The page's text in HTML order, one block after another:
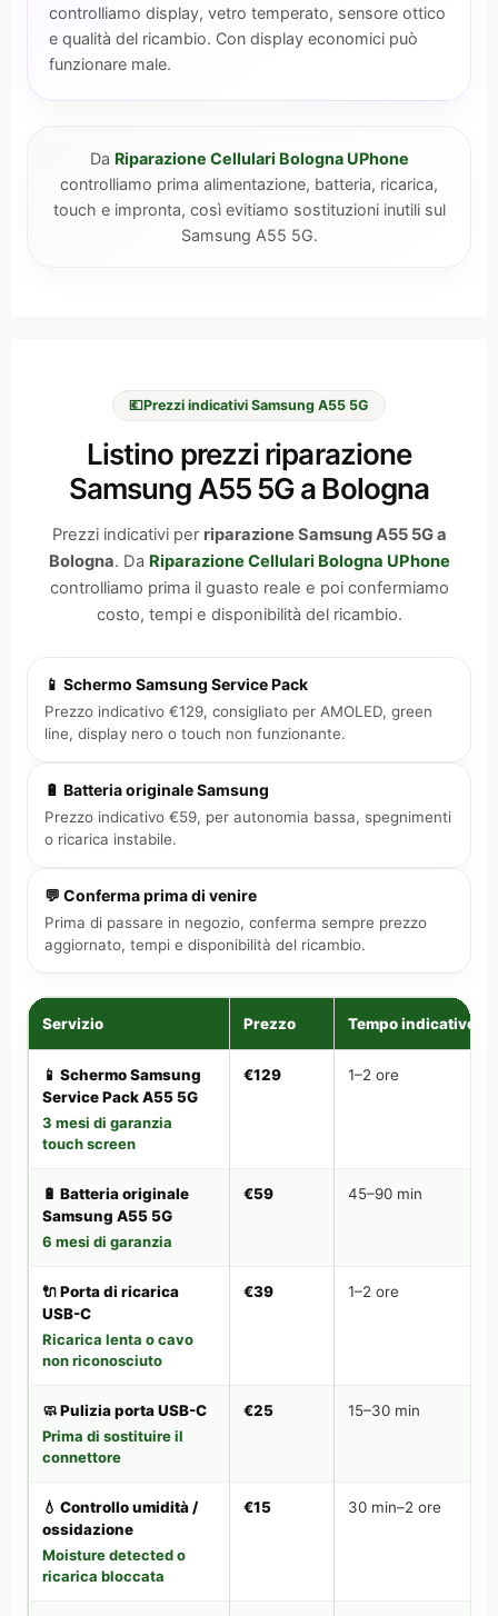
controlliamo display, vetro temperato, sensore ottico
e qualità del ricambio. Con display economici può
funzionare male.
Da Riparazione Cellulari Bologna UPhone
controlliamo prima alimentazione, batteria, ricarica,
touch e impronta, così evitiamo sostituzioni inutili sul
Samsung A55 5G.
💶Prezzi indicativi Samsung A55 5G
Listino prezzi riparazione
Samsung A55 5G a Bologna
Prezzi indicativi per riparazione Samsung A55 5G a
Bologna. Da Riparazione Cellulari Bologna UPhone
controlliamo prima il guasto reale e poi confermiamo
costo, tempi e disponibilità del ricambio.
📱 Schermo Samsung Service Pack
Prezzo indicativo €129, consigliato per AMOLED, green
line, display nero o touch non funzionante.
🔋 Batteria originale Samsung
Prezzo indicativo €59, per autonomia bassa, spegnimenti
o ricarica instabile.
💬 Conferma prima di venire
Prima di passare in negozio, conferma sempre prezzo
aggiornato, tempi e disponibilità del ricambio.
Servizio Prezzo Tempo indicativo
📱 Schermo Samsung
Service Pack A55 5G
3 mesi di garanzia
touch screen
€129 1–2 ore
🔋 Batteria originale
Samsung A55 5G
6 mesi di garanzia
€59 45–90 min
🔌 Porta di ricarica
USB-C
Ricarica lenta o cavo
non riconosciuto
€39 1–2 ore
🧼 Pulizia porta USB-C
Prima di sostituire il
connettore
€25 15–30 min
💧 Controllo umidità /
ossidazione
Moisture detected o
ricarica bloccata
€15 30 min–2 ore